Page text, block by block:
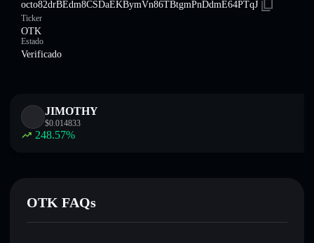
octo82drBEdm8CSDaEKBymVn86TBtgmPnDdmE64PTqJ
Ticker
OTK
Estado
Verificado
JIMOTHY
$0.014833
248.57%
OTK FAQs